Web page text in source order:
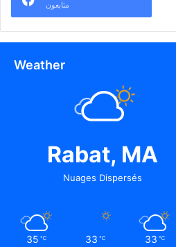
متابعون
Weather
Rabat, MA
Nuages Dispersés
35 ℃ 33 ℃ 33 ℃